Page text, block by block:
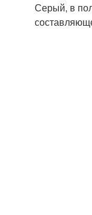
Серый, в